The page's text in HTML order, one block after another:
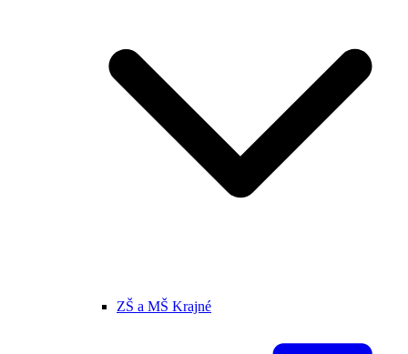
ZŠ a MŠ Krajné